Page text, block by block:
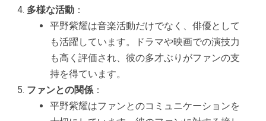
多様な活動 ：
平野紫耀は音楽活動だけでなく、俳優として
も活躍しています。ドラマや映画での演技力
も高く評価され、彼の多才ぶりがファンの支
持を得ています。
ファンとの関係 ：
平野紫耀はファンとのコミュニケーションを